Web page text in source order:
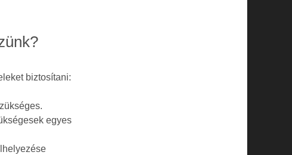
biztosítani:
egyes